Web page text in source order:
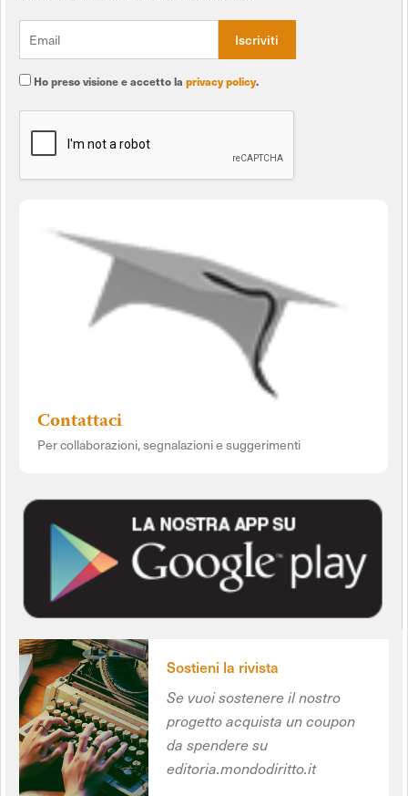
Ho preso visione e accetto la privacy policy.
Contattaci
Per collaborazioni, segnalazioni e suggerimenti
Sostieni la rivista
Se vuoi sostenere il nostro
progetto acquista un coupon
da spendere su
editoria.mondodiritto.it